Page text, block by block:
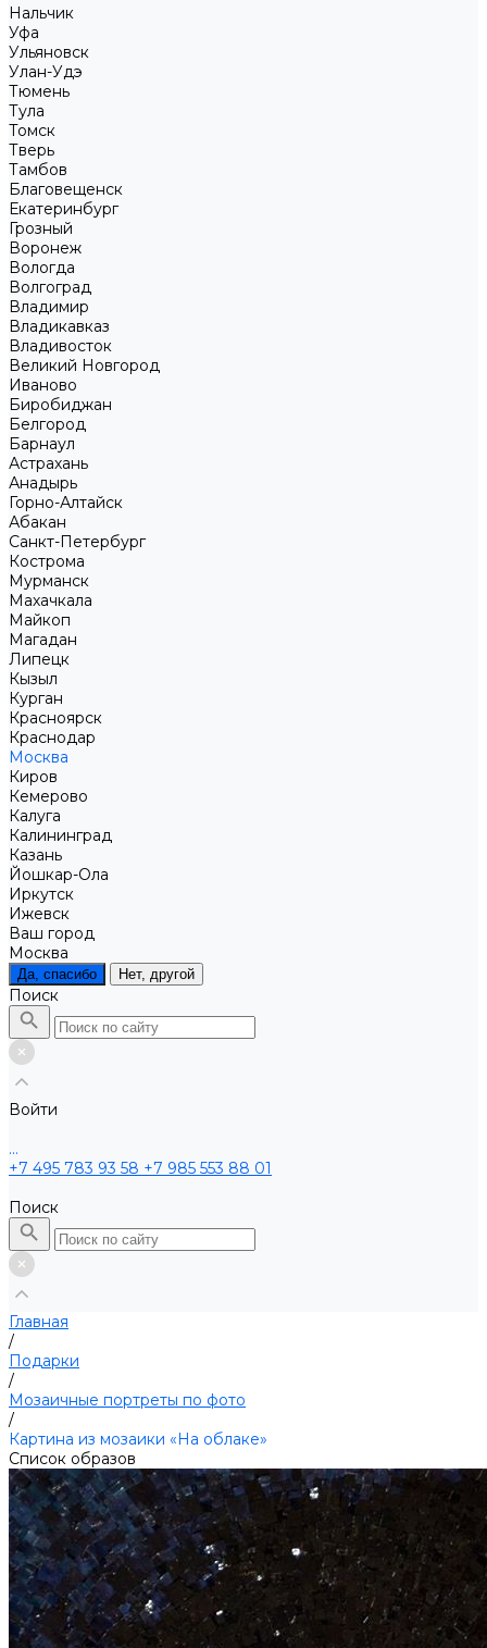
Нальчик
Уфа
Ульяновск
Улан-Удэ
Тюмень
Тула
Томск
Тверь
Тамбов
Благовещенск
Екатеринбург
Грозный
Воронеж
Вологда
Волгоград
Владимир
Владикавказ
Владивосток
Великий Новгород
Иваново
Биробиджан
Белгород
Барнаул
Астрахань
Анадырь
Горно-Алтайск
Абакан
Санкт-Петербург
Кострома
Мурманск
Махачкала
Майкоп
Магадан
Липецк
Кызыл
Курган
Красноярск
Краснодар
Москва
Киров
Кемерово
Калуга
Калининград
Казань
Йошкар-Ола
Иркутск
Ижевск
Ваш город
Москва
Да, спасибо Нет, другой
Поиск
Войти
...
+7 495 783 93 58 +7 985 553 88 01
Поиск
Главная
/
Подарки
/
Мозаичные портреты по фото
/
Картина из мозаики «На облаке»
Список образов